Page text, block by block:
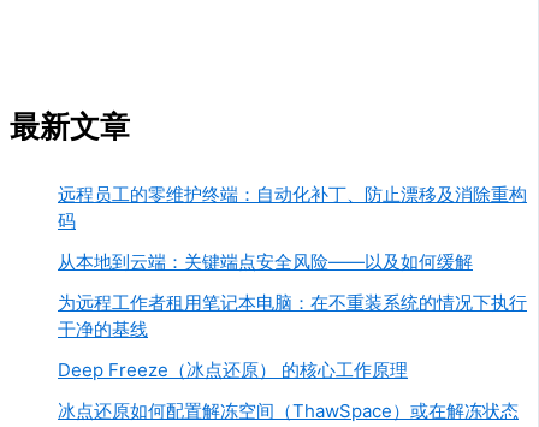
最新文章
远程员工的零维护终端：自动化补丁、防止漂移及消除重构
码
从本地到云端：关键端点安全风险——以及如何缓解
为远程工作者租用笔记本电脑：在不重装系统的情况下执行
干净的基线
Deep Freeze（冰点还原） 的核心工作原理
冰点还原如何配置解冻空间（ThawSpace）或在解冻状态